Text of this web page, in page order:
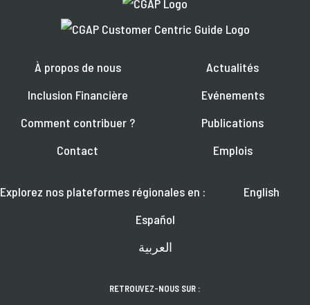
À propos de nous
Inclusion Financière
Comment contribuer ?
Contact
Actualités
Evénements
Publications
Emplois
Explorez nos plateformes régionales en :
English
Español
العربية
RETROUVEZ-NOUS SUR :